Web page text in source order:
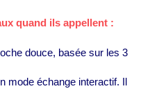
quand ils appellent :
douce, basée sur les 3
mode échange interactif. Il